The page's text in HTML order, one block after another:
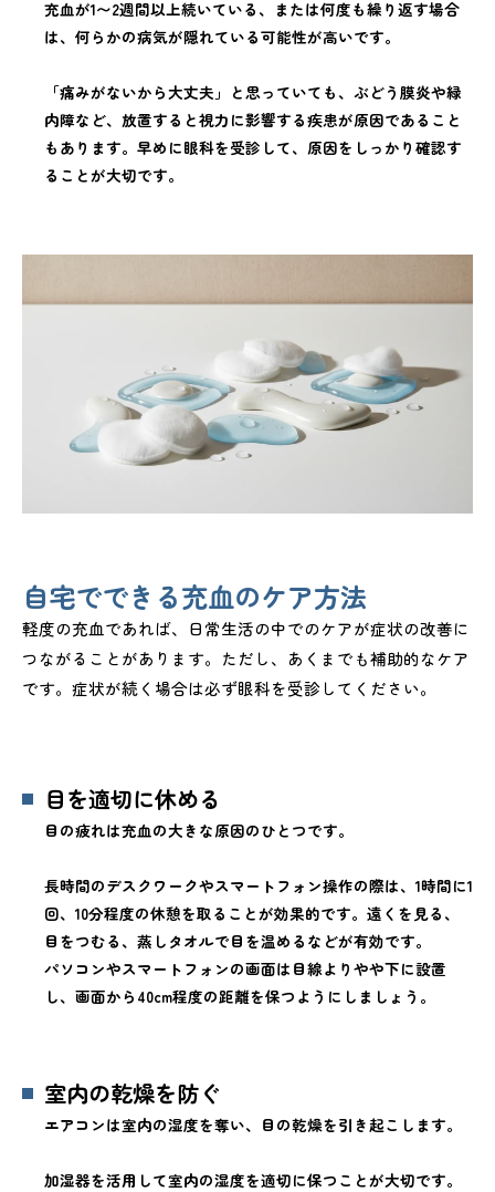
充血が1〜2週間以上続いている、または何度も繰り返す場合
は、何らかの病気が隠れている可能性が高いです。
「痛みがないから大丈夫」と思っていても、ぶどう膜炎や緑
内障など、放置すると視力に影響する疾患が原因であること
もあります。早めに眼科を受診して、原因をしっかり確認す
ることが大切です。
自宅でできる充血のケア方法
軽度の充血であれば、日常生活の中でのケアが症状の改善に
つながることがあります。ただし、あくまでも補助的なケア
です。症状が続く場合は必ず眼科を受診してください。
目を適切に休める
目の疲れは充血の大きな原因のひとつです。
長時間のデスクワークやスマートフォン操作の際は、1時間に1
回、10分程度の休憩を取ることが効果的です。遠くを見る、
目をつむる、蒸しタオルで目を温めるなどが有効です。
パソコンやスマートフォンの画面は目線よりやや下に設置
し、画面から40cm程度の距離を保つようにしましょう。
室内の乾燥を防ぐ
エアコンは室内の湿度を奪い、目の乾燥を引き起こします。
加湿器を活用して室内の湿度を適切に保つことが大切です。